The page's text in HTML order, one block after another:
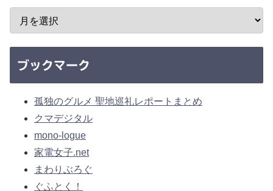
ブックマーク
孤独のグルメ 聖地巡礼レポートまとめ
クマデジタル
mono-logue
家電女子.net
まわりぶろぐ
ぐふとく！